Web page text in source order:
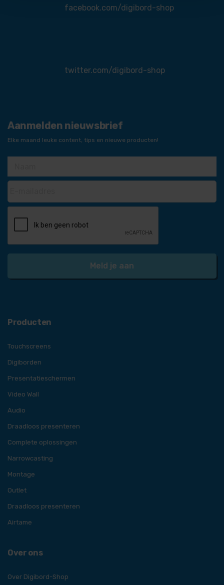
facebook.com/digibord-shop
twitter.com/digibord-shop
Aanmelden nieuwsbrief
Elke maand leuke content, tips en nieuwe producten!
Producten
Touchscreens
Digiborden
Presentatieschermen
Video Wall
Audio
Draadloos presenteren
Complete oplossingen
Narrowcasting
Montage
Outlet
Draadloos presenteren
Airtame
Over ons
Over Digibord-Shop